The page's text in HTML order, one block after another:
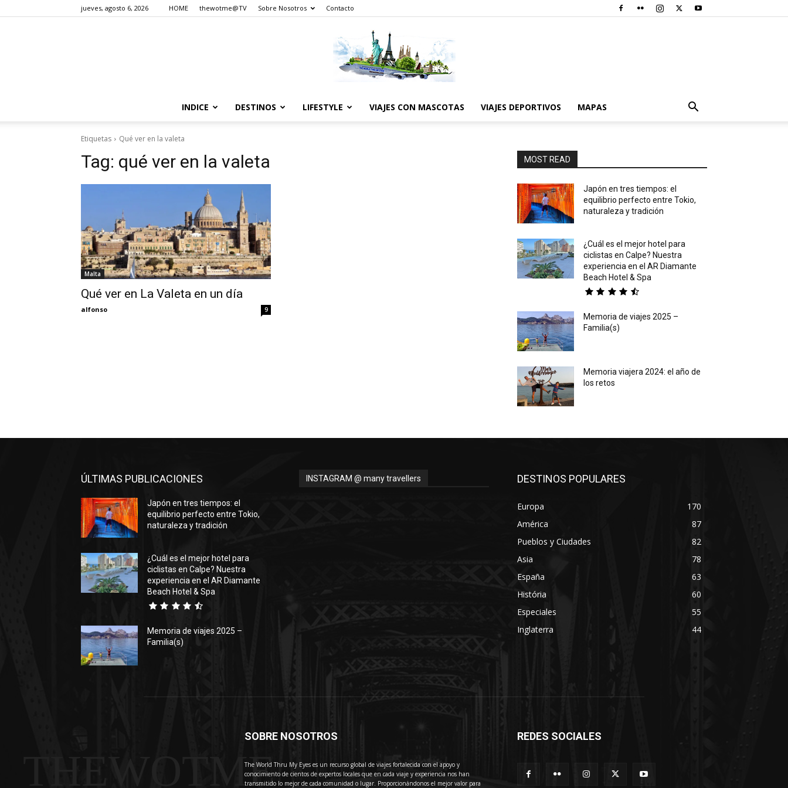
jueves, agosto 6, 2026 HOME thewotme@TV Sobre Nosotros Contacto
INDICE DESTINOS LIFESTYLE VIAJES CON MASCOTAS VIAJES DEPORTIVOS MAPAS
Etiquetas Qué ver en la valeta
Tag: qué ver en la valeta
Malta
Qué ver en La Valeta en un día
alfonso 9
MOST READ
Japón en tres tiempos: el
equilibrio perfecto entre Tokio,
naturaleza y tradición
¿Cuál es el mejor hotel para
ciclistas en Calpe? Nuestra
experiencia en el AR Diamante
Beach Hotel & Spa
Memoria de viajes 2025 –
Familia(s)
Memoria viajera 2024: el año de
los retos
ÚLTIMAS PUBLICACIONES
Japón en tres tiempos: el
equilibrio perfecto entre Tokio,
naturaleza y tradición
¿Cuál es el mejor hotel para
ciclistas en Calpe? Nuestra
experiencia en el AR Diamante
Beach Hotel & Spa
Memoria de viajes 2025 –
Familia(s)
INSTAGRAM @ many travellers DESTINOS POPULARES
Europa
170
América
87
Pueblos y Ciudades
82
Asia
78
España
63
História
60
Especiales
55
Inglaterra
44
THEWOTME
SOBRE NOSOTROS
The World Thru My Eyes es un recurso global de viajes fortalecida con el apoyo y
conocimiento de cientos de expertos locales que en cada viaje y experiencia nos han
transmitido lo mejor de cada comunidad o lugar. Proporcionándonos el mejor valor para
REDES SOCIALES